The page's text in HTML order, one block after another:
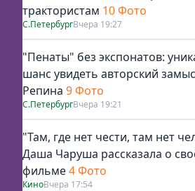
трактористам 10 Фото
С.ПетербургВчера 19:27
"Пенаты" без экспонатов:
шанс увидеть авторский
Репина 9 Фото
С.ПетербургВчера 19:21
"Там, где нет чести, там нет
Даша Чаруша рассказала о
фильме4 Фото
КиноВчера 17:54